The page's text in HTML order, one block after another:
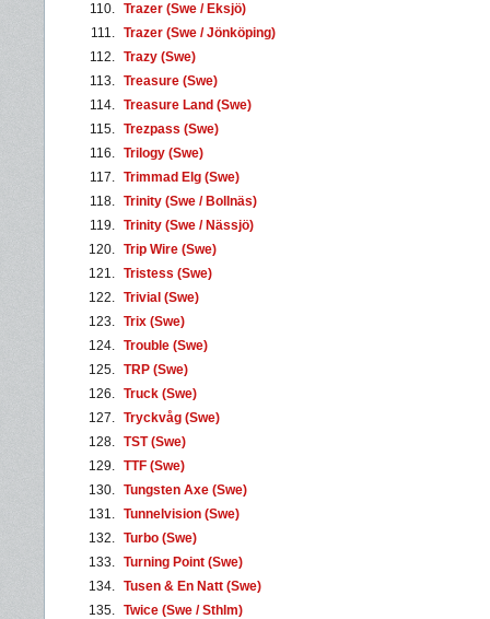
110. Trazer (Swe / Eksjö)
111. Trazer (Swe / Jönköping)
112. Trazy (Swe)
113. Treasure (Swe)
114. Treasure Land (Swe)
115. Trezpass (Swe)
116. Trilogy (Swe)
117. Trimmad Elg (Swe)
118. Trinity (Swe / Bollnäs)
119. Trinity (Swe / Nässjö)
120. Trip Wire (Swe)
121. Tristess (Swe)
122. Trivial (Swe)
123. Trix (Swe)
124. Trouble (Swe)
125. TRP (Swe)
126. Truck (Swe)
127. Tryckvåg (Swe)
128. TST (Swe)
129. TTF (Swe)
130. Tungsten Axe (Swe)
131. Tunnelvision (Swe)
132. Turbo (Swe)
133. Turning Point (Swe)
134. Tusen & En Natt (Swe)
135. Twice (Swe / Sthlm)